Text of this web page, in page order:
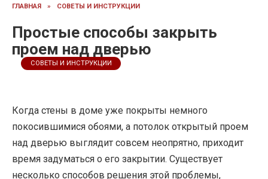
ГЛАВНАЯ » СОВЕТЫ И ИНСТРУКЦИИ
Простые способы закрыть
проем над дверью
СОВЕТЫ И ИНСТРУКЦИИ
Когда стены в доме уже покрыты немного
покосившимися обоями, а потолок открытый проем
над дверью выглядит совсем неопрятно, приходит
время задуматься о его закрытии. Существует
несколько способов решения этой проблемы,